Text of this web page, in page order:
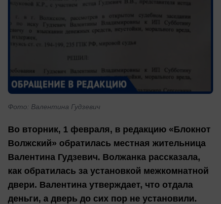
Фото: Валентина Гудзевич
Во вторник, 1 февраля, в редакцию «Блокнот
Волжский» обратилась местная жительница
Валентина Гудзевич. Волжанка рассказала,
как обратилась за установкой межкомнатной
двери. Валентина утверждает, что отдала
деньги, а дверь до сих пор не установили.